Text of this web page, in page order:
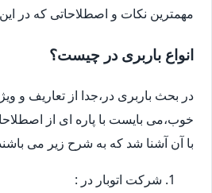
مهمترین نکات و اصطلاحاتی که در
انواع باربری در چیست؟
در بحث باربری در،جدا از تعاریف و
خوب،می بایست با پاره ای از
با آن آشنا شد که به شرح زیر می
شرکت اتوبار در :